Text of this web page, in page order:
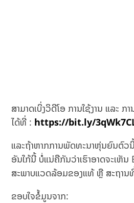
ສາມາດເບິ່ງວິດີໂອ ການໃຊ້ງານ ແລະ
ໄດ້ທີ່ : https://bit.ly/
ແລະຖ້າຫາກການພັດທະນາຫຸ່ນຍົນຕົວນີ້
ອັນໃກ້ນີ້ ບໍ່ແນ່ຄືກັນວ່າເຮົາອາດຈະເຫັນ
ສະພາບແວດລ້ອມຂອງແທ້ ຫຼື ສະຖານ
ຂອບໃຈຂໍ້ມູນຈາກ: